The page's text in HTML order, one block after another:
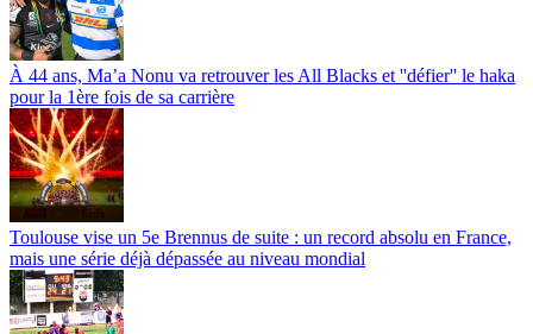
À 44 ans, Ma’a Nonu va retrouver les All Blacks et ''défier'' le haka
pour la 1ère fois de sa carrière
Toulouse vise un 5e Brennus de suite : un record absolu en France,
mais une série déjà dépassée au niveau mondial